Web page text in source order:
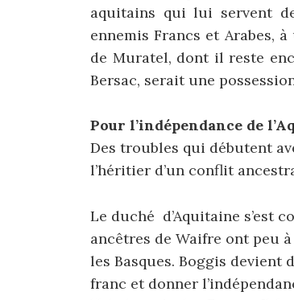
aquitains qui lui servent
ennemis Francs et Arabes,
de Muratel, dont il reste
Bersac, serait une
Pour l’indépendance de
Des troubles qui débutent
l’héritier d’un conflit
Le duché d’Aquitaine s’est
ancêtres de Waifre ont peu
les Basques. Boggis devient
franc et donner